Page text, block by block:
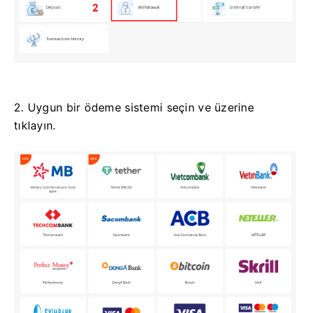
2. Uygun bir ödeme sistemi seçin ve üzerine
tıklayın.